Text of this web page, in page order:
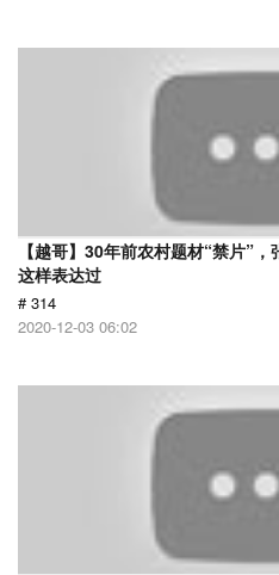
【越哥】30年前农村题材“禁片”
这样表达过
# 314
2020-12-03 06:02